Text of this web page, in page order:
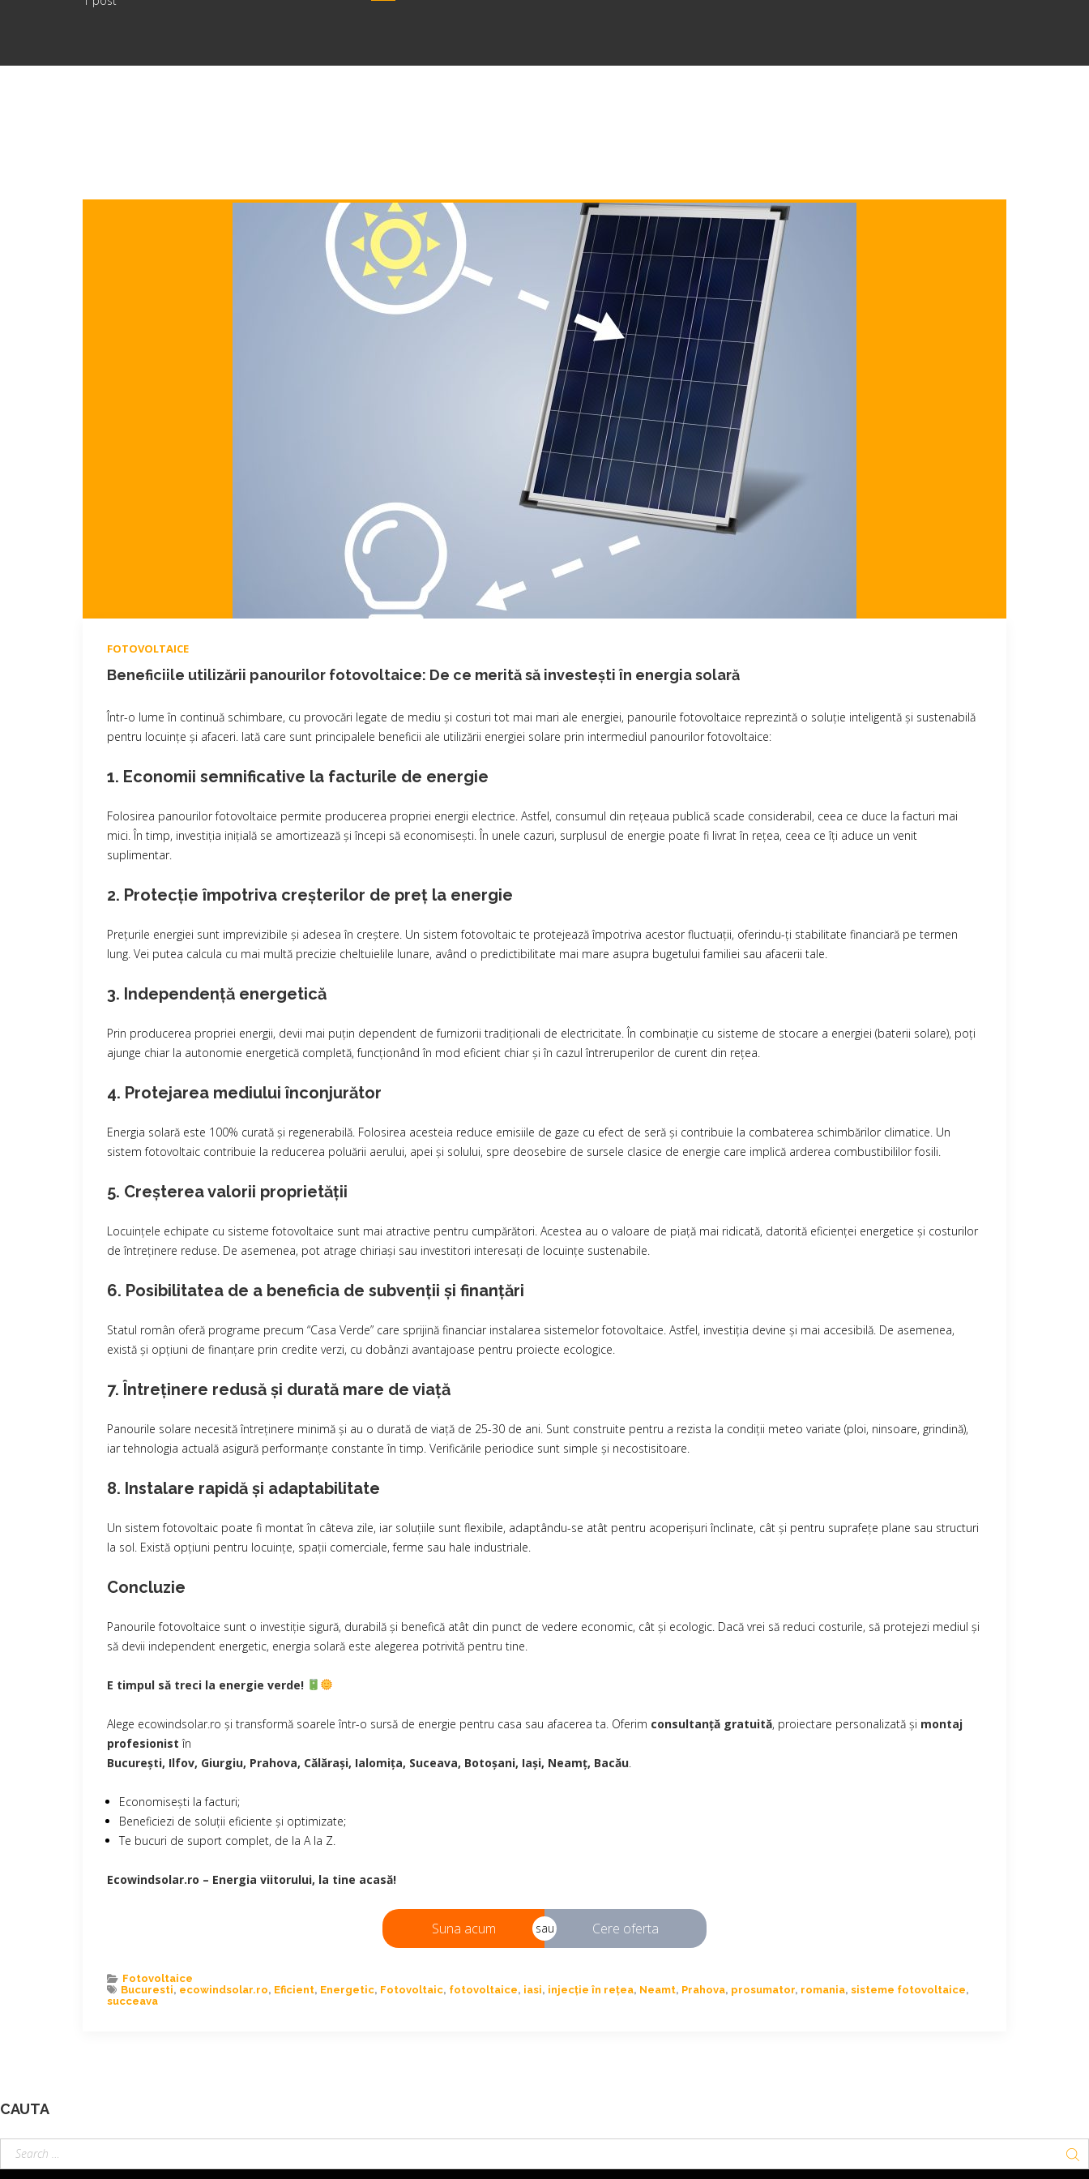
FOTOVOLTAICE
Beneficiile utilizării panourilor fotovoltaice: De ce merită să investești în energia solară
Într-o lume în continuă schimbare, cu provocări legate de mediu și costuri tot mai mari ale energiei, panourile fotovoltaice reprezintă o soluție inteligentă și sustenabilă
pentru locuințe și afaceri. Iată care sunt principalele beneficii ale utilizării energiei solare prin intermediul panourilor fotovoltaice:
1. Economii semnificative la facturile de energie
Folosirea panourilor fotovoltaice permite producerea propriei energii electrice. Astfel, consumul din rețeaua publică scade considerabil, ceea ce duce la facturi mai
mici. În timp, investiția inițială se amortizează și începi să economisești. În unele cazuri, surplusul de energie poate fi livrat în rețea, ceea ce îți aduce un venit
suplimentar.
2. Protecție împotriva creșterilor de preț la energie
Prețurile energiei sunt imprevizibile și adesea în creștere. Un sistem fotovoltaic te protejează împotriva acestor fluctuații, oferindu-ți stabilitate financiară pe termen
lung. Vei putea calcula cu mai multă precizie cheltuielile lunare, având o predictibilitate mai mare asupra bugetului familiei sau afacerii tale.
3. Independență energetică
Prin producerea propriei energii, devii mai puțin dependent de furnizorii tradiționali de electricitate. În combinație cu sisteme de stocare a energiei (baterii solare), poți
ajunge chiar la autonomie energetică completă, funcționând în mod eficient chiar și în cazul întreruperilor de curent din rețea.
4. Protejarea mediului înconjurător
Energia solară este 100% curată și regenerabilă. Folosirea acesteia reduce emisiile de gaze cu efect de seră și contribuie la combaterea schimbărilor climatice. Un
sistem fotovoltaic contribuie la reducerea poluării aerului, apei și solului, spre deosebire de sursele clasice de energie care implică arderea combustibililor fosili.
5. Creșterea valorii proprietății
Locuințele echipate cu sisteme fotovoltaice sunt mai atractive pentru cumpărători. Acestea au o valoare de piață mai ridicată, datorită eficienței energetice și costurilor
de întreținere reduse. De asemenea, pot atrage chiriași sau investitori interesați de locuințe sustenabile.
6. Posibilitatea de a beneficia de subvenții și finanțări
Statul român oferă programe precum “Casa Verde” care sprijină financiar instalarea sistemelor fotovoltaice. Astfel, investiția devine și mai accesibilă. De asemenea,
există și opțiuni de finanțare prin credite verzi, cu dobânzi avantajoase pentru proiecte ecologice.
7. Întreținere redusă și durată mare de viață
Panourile solare necesită întreținere minimă și au o durată de viață de 25-30 de ani. Sunt construite pentru a rezista la condiții meteo variate (ploi, ninsoare, grindină),
iar tehnologia actuală asigură performanțe constante în timp. Verificările periodice sunt simple și necostisitoare.
8. Instalare rapidă și adaptabilitate
Un sistem fotovoltaic poate fi montat în câteva zile, iar soluțiile sunt flexibile, adaptându-se atât pentru acoperișuri înclinate, cât și pentru suprafețe plane sau structuri
la sol. Există opțiuni pentru locuințe, spații comerciale, ferme sau hale industriale.
Concluzie
Panourile fotovoltaice sunt o investiție sigură, durabilă și benefică atât din punct de vedere economic, cât și ecologic. Dacă vrei să reduci costurile, să protejezi mediul și
să devii independent energetic, energia solară este alegerea potrivită pentru tine.
E timpul să treci la energie verde!
Alege ecowindsolar.ro și transformă soarele într-o sursă de energie pentru casa sau afacerea ta. Oferim consultanță gratuită, proiectare personalizată și montaj
profesionist în
București, Ilfov, Giurgiu, Prahova, Călărași, Ialomița, Suceava, Botoșani, Iași, Neamț, Bacău.
Economisești la facturi;
Beneficiezi de soluții eficiente și optimizate;
Te bucuri de suport complet, de la A la Z.
Ecowindsolar.ro – Energia viitorului, la tine acasă!
Suna acum sau Cere oferta
Fotovoltaice
Bucuresti, ecowindsolar.ro, Eficient, Energetic, Fotovoltaic, fotovoltaice, iasi, injecție în rețea, Neamt, Prahova, prosumator, romania, sisteme fotovoltaice,
succeava
CAUTA